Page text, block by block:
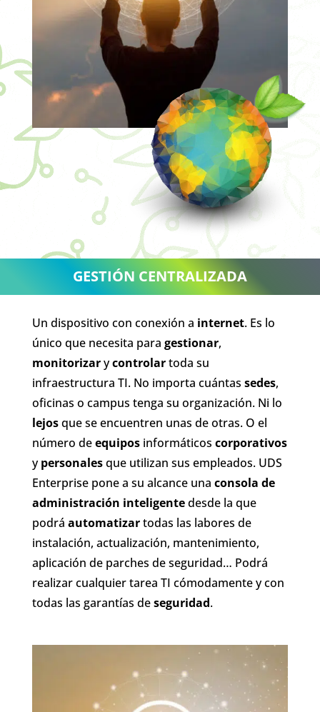
GESTIÓN CENTRALIZADA
Un dispositivo con conexión a internet. Es lo
único que necesita para gestionar,
monitorizarycontrolartoda su
infraestructura TI. No importa cuántas sedes,
oficinas o campus tenga su organización. Ni lo
lejosque se encuentren unas de otras. O el
número deequiposinformáticos corporativos
ypersonalesque utilizan sus empleados. UDS
Enterprise pone a su alcance una consola de
administración inteligentedesde la que
podrá automatizartodas las labores de
instalación, actualización, mantenimiento,
aplicación de parches de seguridad… Podrá
realizar cualquier tarea TI cómodamente y con
todas las garantías deseguridad.